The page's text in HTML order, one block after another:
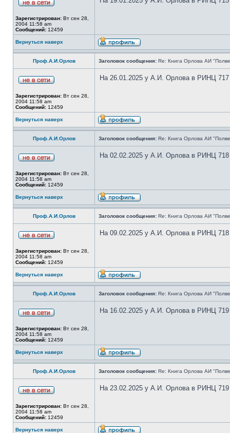
Зарегистрирован: Вт сен 28,
2004 11:58 am
Сообщений: 12459
Вернуться наверх
Проф.А.И.Орлов Заголовок сообщения: Re: Книга Орлова АИ
Зарегистрирован: Вт сен 28,
2004 11:58 am
Сообщений: 12459
На 26.01.2025 у А.И. Орлова в РИНЦ 717
Вернуться наверх
Проф.А.И.Орлов Заголовок сообщения: Re: Книга Орлова АИ
Зарегистрирован: Вт сен 28,
2004 11:58 am
Сообщений: 12459
На 02.02.2025 у А.И. Орлова в РИНЦ 718
Вернуться наверх
Проф.А.И.Орлов Заголовок сообщения: Re: Книга Орлова АИ
Зарегистрирован: Вт сен 28,
2004 11:58 am
Сообщений: 12459
На 09.02.2025 у А.И. Орлова в РИНЦ 718
Вернуться наверх
Проф.А.И.Орлов Заголовок сообщения: Re: Книга Орлова АИ
Зарегистрирован: Вт сен 28,
2004 11:58 am
Сообщений: 12459
На 16.02.2025 у А.И. Орлова в РИНЦ 719
Вернуться наверх
Проф.А.И.Орлов Заголовок сообщения: Re: Книга Орлова АИ
Зарегистрирован: Вт сен 28,
2004 11:58 am
Сообщений: 12459
На 23.02.2025 у А.И. Орлова в РИНЦ 719
Вернуться наверх